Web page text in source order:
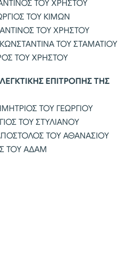
ΤΟΥ ΧΡΗΣΤΟΥ
ΤΟΥ ΚΙΜΩΝ
ΤΟΥ ΧΡΗΣΤΟΥ
ΤΟΥ ΣΤΑΜΑΤΙΟΥ
ΤΟΥ ΧΡΗΣΤΟΥ
ΕΠΙΤΡΟΠΗΣ ΤΗΣ
ΤΟΥ ΓΕΩΡΓΙΟΥ
ΤΟΥ ΣΤΥΛΙΑΝΟΥ
ΤΟΥ ΑΘΑΝΑΣΙΟΥ
ΤΟΥ ΑΔΑΜ